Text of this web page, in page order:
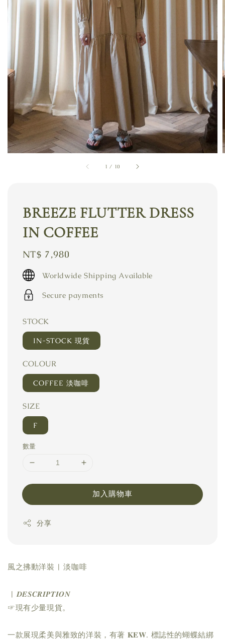
1 / 10
BREEZE FLUTTER DRESS
IN COFFEE
Regular
price
NT$ 7,980
Worldwide Shipping Available
Secure payments
STOCK
IN-STOCK 現貨
COLOUR
COFFEE 淡咖啡
SIZE
F
數量
加入購物車
分享
風之拂動洋裝 | 淡咖啡
| 𝑫𝑬𝑺𝑪𝑹𝑰𝑷𝑻𝑰𝑶𝑵
☞現有少量現貨。
一款展現柔美與雅致的洋裝，有著 𝐊𝐄𝐖. 標誌性的蝴蝶結綁